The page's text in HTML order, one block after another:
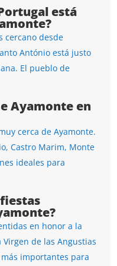
está
cercano desde
António está justo
El pueblo de
Ayamonte en
cerca de Ayamonte.
Castro Marim, Monte
ideales para
en honor a la
de las Angustias
importantes para